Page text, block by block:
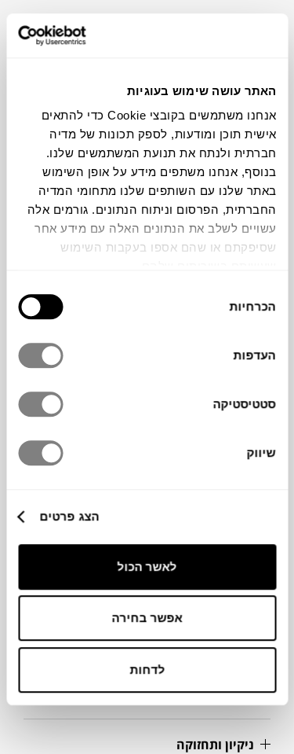
האתר עושה שימוש בעוגיות
אנחנו משתמשים בקובצי Cookie כדי להתאים
אישית תוכן ומודעות, לספק תכונות של מדיה
חברתית ולנתח את תנועת המשתמשים שלנו.
בנוסף, אנחנו משתפים מידע על אופן השימוש
באתר שלנו עם השותפים שלנו מתחומי המדיה
החברתית, הפרסום וניתוח הנתונים. גורמים אלה
עשויים לשלב את הנתונים האלה עם מידע אחר
שסיפקתם או שהם אספו בעקבות השימוש
הסכמה
הכרחיות
העדפות
סטטיסטיקה
שיווק
הצג פרטים
לאשר הכול
אפשר בחירה
לדחות
להדמיית AI Design
תוכלו למצוא אותי ב:
עדינים, מרופד ומסתובב. לפינת עבודה, חדר
ישיבות או ככסא אורח, הוא ישלים את הסביבה
66X66X87H ס"מ
מק"ט
פרטים נוספים
ניקיון ותחזוקה